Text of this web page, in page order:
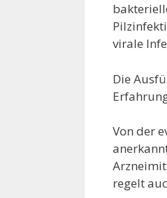
virale
Die
Von der
regelt